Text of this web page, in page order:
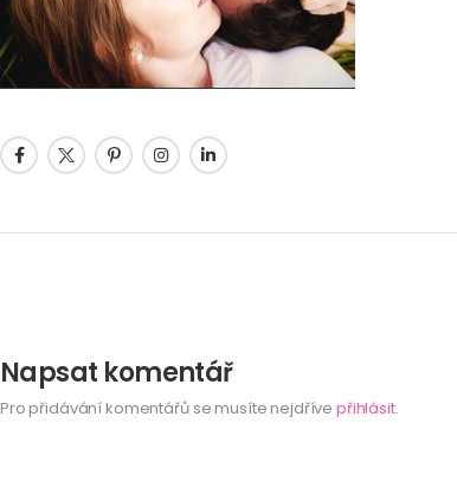
Napsat komentář
Pro přidávání komentářů se musíte nejdříve přihlásit.